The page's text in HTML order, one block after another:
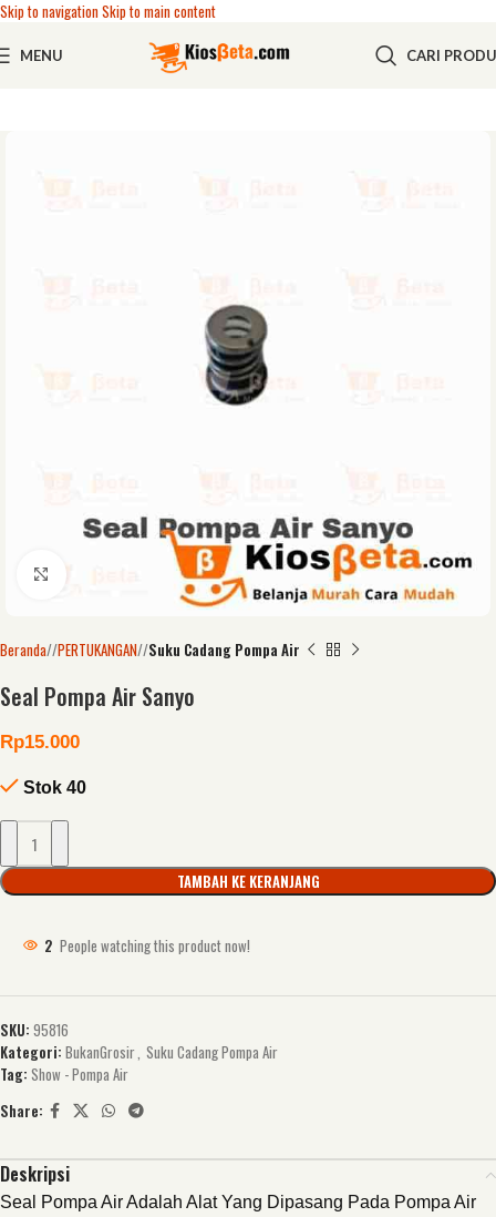
Skip to navigationSkip to main content
MENU CARI
Click to enlarge
Beranda/ PERTUKANGAN/ Suku Cadang Pompa Air
Seal Pompa Air Sanyo
Rp15.000
Stok 40
TAMBAH KE KERANJANG
2 People watching this product now!
SKU: 95816
Kategori: BukanGrosir, Suku Cadang Pompa Air
Tag: Show - Pompa Air
Share:
Deskripsi
Seal Pompa Air Adalah Alat Yang Dipasang Pada Pompa Air